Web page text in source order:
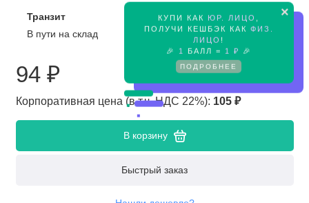
×
КУПИ КАК ЮР. ЛИЦО
ПОЛУЧИ КЕШБЭК КАК ФИЗ.
ЛИЦО !
🎉
1 БАЛЛ = 1 ₽ 🎉
ПОДРОБНЕЕ
Транзит
Предзаказ
В пути на склад
94 ₽
Корпоративная цена (в т.ч. НДС 22%): 105 ₽
В корзину
Быстрый заказ